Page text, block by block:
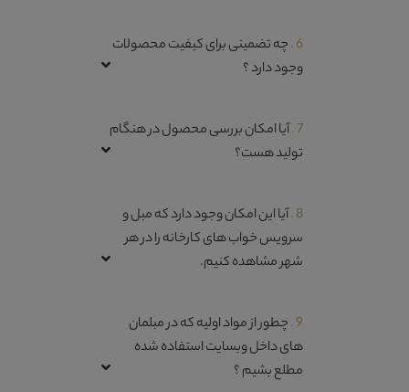
6 . چه تضمینی برای کیفیت محصولات
وجود دارد ؟
7 . آیا امکان بررسی محصول در هنگام
تولید هست؟
8 . آیا این امکان وجود دارد که مبل و
سرویس خواب های کارخانه را در هر
شهر مشاهده کنیم.
9 . چطور از مواد اولیه که در مبلمان
های داخل وبسایت استفاده شده
مطلع بشیم ؟